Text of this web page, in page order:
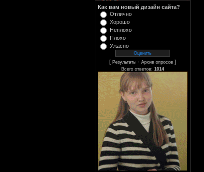
Как вам новый дизайн сайта?
Отлично
Хорошо
Неплохо
Плохо
Ужасно
[ Результаты · Архив опросов ]
Всего ответов: 1014